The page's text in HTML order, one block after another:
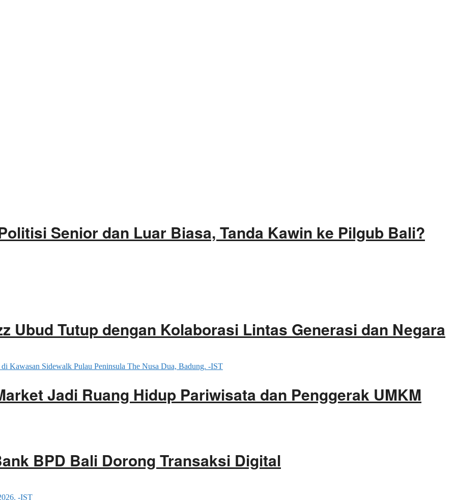
Senior dan Luar Biasa, Tanda Kawin ke Pilgub Bali?
Ubud Tutup dengan Kolaborasi Lintas Generasi dan Negara
Jadi Ruang Hidup Pariwisata dan Penggerak UMKM
BPD Bali Dorong Transaksi Digital